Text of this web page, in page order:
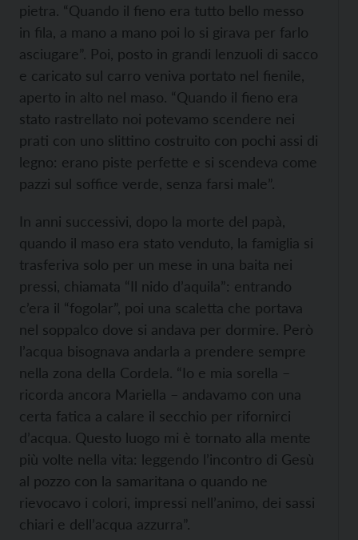
pietra. “Quando il fieno era tutto bello messo
in fila, a mano a mano poi lo si girava per farlo
asciugare”. Poi, posto in grandi lenzuoli di sacco
e caricato sul carro veniva portato nel fienile,
aperto in alto nel maso. “Quando il fieno era
stato rastrellato noi potevamo scendere nei
prati con uno slittino costruito con pochi assi di
legno: erano piste perfette e si scendeva come
pazzi sul soffice verde, senza farsi male”.
In anni successivi, dopo la morte del papà,
quando il maso era stato venduto, la famiglia si
trasferiva solo per un mese in una baita nei
pressi, chiamata “Il nido d’aquila”: entrando
c’era il “fogolar”, poi una scaletta che portava
nel soppalco dove si andava per dormire. Però
l’acqua bisognava andarla a prendere sempre
nella zona della Cordela. “Io e mia sorella –
ricorda ancora Mariella – andavamo con una
certa fatica a calare il secchio per rifornirci
d’acqua. Questo luogo mi è tornato alla mente
più volte nella vita: leggendo l’incontro di Gesù
al pozzo con la samaritana o quando ne
rievocavo i colori, impressi nell’animo, dei sassi
chiari e dell’acqua azzurra”.